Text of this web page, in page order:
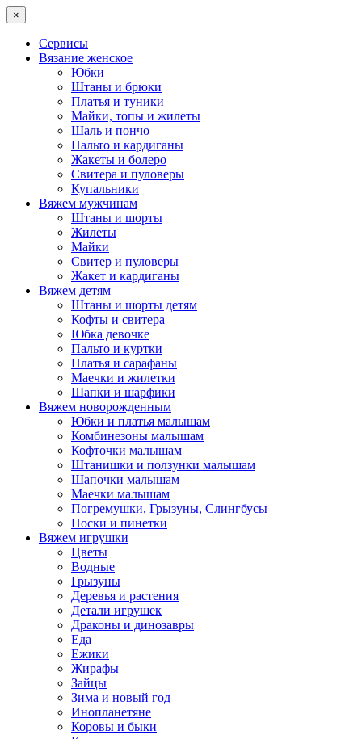
×
Сервисы
Вязание женское
Юбки
Штаны и брюки
Платья и туники
Майки, топы и жилеты
Шаль и пончо
Пальто и кардиганы
Жакеты и болеро
Свитера и пуловеры
Купальники
Вяжем мужчинам
Штаны и шорты
Жилеты
Майки
Свитер и пуловеры
Жакет и кардиганы
Вяжем детям
Штаны и шорты детям
Кофты и свитера
Юбка девочке
Пальто и куртки
Платья и сарафаны
Маечки и жилетки
Шапки и шарфики
Вяжем новорожденным
Юбки и платья малышам
Комбинезоны малышам
Кофточки малышам
Штанишки и ползунки малышам
Шапочки малышам
Маечки малышам
Погремушки, Грызуны, Слингбусы
Носки и пинетки
Вяжем игрушки
Цветы
Водные
Грызуны
Деревья и растения
Детали игрушек
Драконы и динозавры
Еда
Ежики
Жирафы
Зайцы
Зима и новый год
Инопланетяне
Коровы и быки